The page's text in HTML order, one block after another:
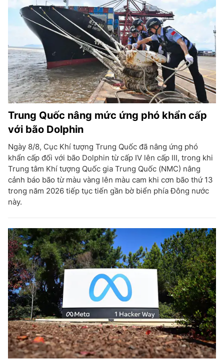
Trung Quốc nâng mức ứng phó khẩn cấp
với bão Dolphin
Ngày 8/8, Cục Khí tượng Trung Quốc đã nâng ứng phó
khẩn cấp đối với bão Dolphin từ cấp IV lên cấp III, trong khi
Trung tâm Khí tượng Quốc gia Trung Quốc (NMC) nâng
cảnh báo bão từ màu vàng lên màu cam khi cơn bão thứ 13
trong năm 2026 tiếp tục tiến gần bờ biển phía Đông nước
này.